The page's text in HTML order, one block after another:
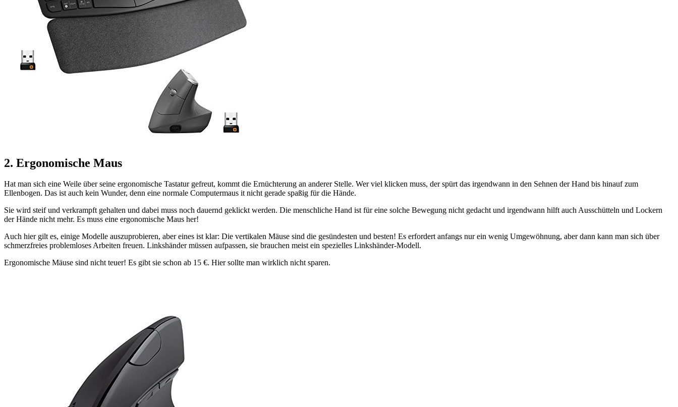
2. Ergonomische Maus
Hat man sich eine Weile über seine ergonomische Tastatur gefreut, kommt die Ernüchterung an anderer Stelle. Wer viel klicken muss, der spürt das irgendwann in den Sehnen der Hand bis hinauf zum
Ellenbogen. Das ist auch kein Wunder, denn eine normale Computermaus it nicht gerade spaßig für die Hände.
Sie wird steif und verkrampft gehalten und dabei muss noch dauernd geklickt werden. Die menschliche Hand ist für eine solche Bewegung nicht gedacht und irgendwann hilft auch Ausschütteln und Lockern
der Hände nicht mehr. Es muss eine ergonomische Maus her!
Auch hier gilt es, einige Modelle auszuprobieren, aber eines ist klar: Die vertikalen Mäuse sind die gesündesten und besten! Es erfordert anfangs nur ein wenig Umgewöhnung, aber dann kann man sich über
schmerzfreies problemloses Arbeiten freuen. Linkshänder müssen aufpassen, sie brauchen meist ein spezielles Linkshänder-Modell.
Ergonomische Mäuse sind nicht teuer! Es gibt sie schon ab 15 €. Hier sollte man wirklich nicht sparen.